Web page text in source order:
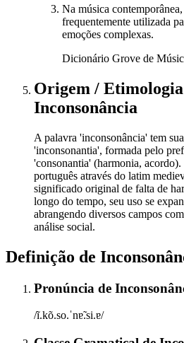
Na música contemporânea,
frequentemente utilizada
emoções complexas.
Dicionário Grove de
Origem / Etimologia
Inconsonância
A palavra 'inconsonância' tem
'inconsonantia', formada pelo
'consonantia' (harmonia,
português através do latim
significado original de falta de
longo do tempo, seu uso se
abrangendo diversos campos
análise social.
Definição de
Pronúncia de
/ĩ.kõ.so.ˈnɐ̃.si.ɐ/